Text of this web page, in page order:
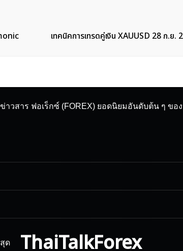
เทคนิคการเทรดคู่เงิน XAUUSD 28 ก.
วสาร ฟอเร็กซ์ (FOREX) ยอดนิยมอันดับต้น ๆ ของ
ThaiTalkForex